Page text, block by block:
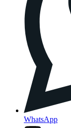
WhatsApp